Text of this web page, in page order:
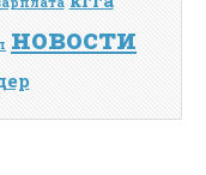
новости